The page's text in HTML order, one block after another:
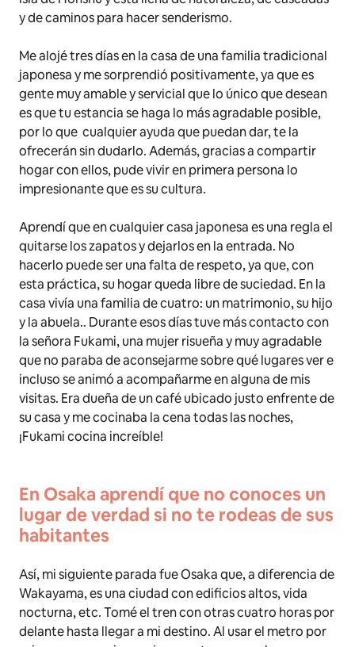
y de caminos para hacer senderismo.
Me alojé tres días en la casa de una familia tradicional
japonesa y me sorprendió positivamente, ya que es
gente muy amable y servicial que lo único que desean
es que tu estancia se haga lo más agradable posible,
por lo que cualquier ayuda que puedan dar, te la
ofrecerán sin dudarlo. Además, gracias a compartir
hogar con ellos, pude vivir en primera persona lo
impresionante que es su cultura.
Aprendí que en cualquier casa japonesa es una regla el
quitarse los zapatos y dejarlos en la entrada. No
hacerlo puede ser una falta de respeto, ya que, con
esta práctica, su hogar queda libre de suciedad. En la
casa vivía una familia de cuatro: un matrimonio, su hijo
y la abuela.. Durante esos días tuve más contacto con
la señora Fukami, una mujer risueña y muy agradable
que no paraba de aconsejarme sobre qué lugares ver e
incluso se animó a acompañarme en alguna de mis
visitas. Era dueña de un café ubicado justo enfrente de
su casa y me cocinaba la cena todas las noches,
¡Fukami cocina increíble!
En Osaka aprendí que no conoces un
lugar de verdad si no te rodeas de sus
habitantes
Así, mi siguiente parada fue Osaka que, a diferencia de
Wakayama, es una ciudad con edificios altos, vida
nocturna, etc. Tomé el tren con otras cuatro horas por
delante hasta llegar a mi destino. Al usar el metro por